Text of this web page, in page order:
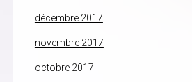
décembre 2017
novembre 2017
octobre 2017